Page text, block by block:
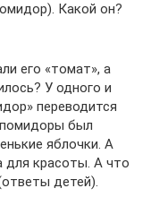
Какой он?
его «томат», а
У одного и
переводится
был
яблочки. А
для красоты. А что
детей).